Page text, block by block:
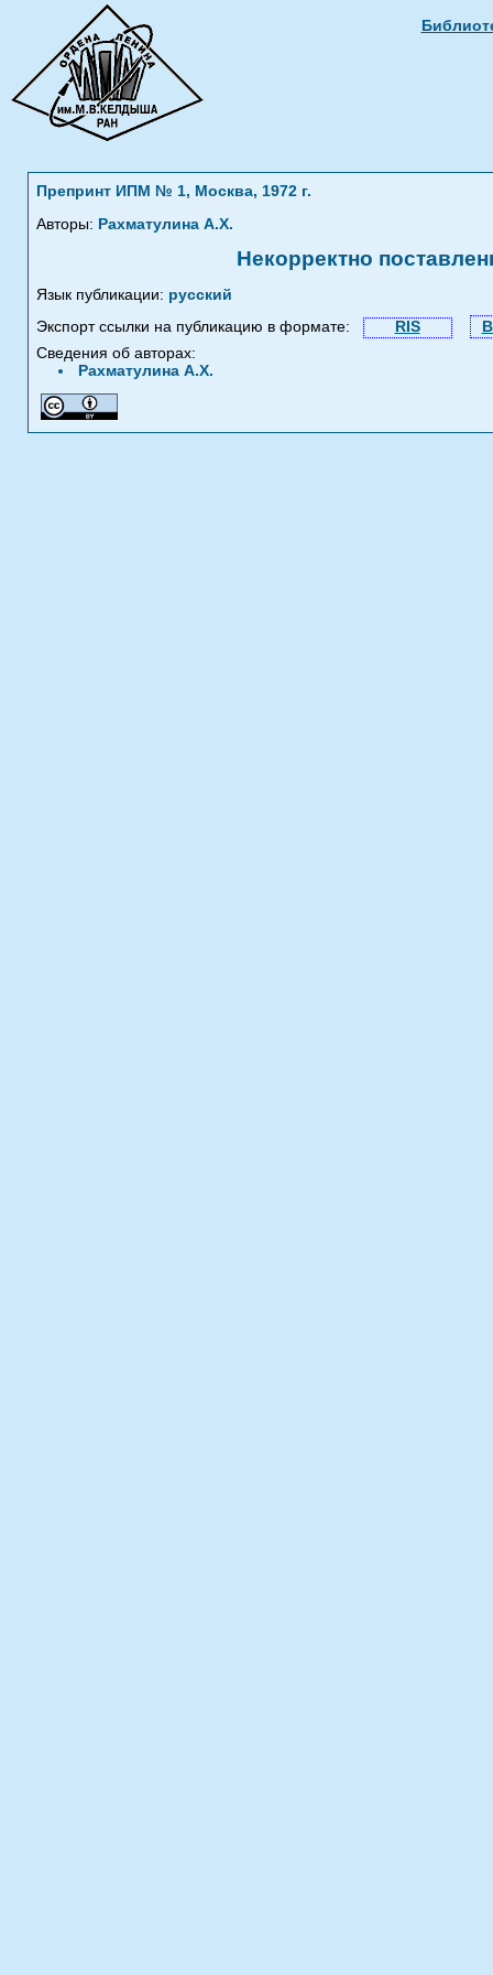
Препринт ИПМ № 1, Москва, 1972 г.
Авторы: Рахматулина А.Х.
Некорректно
Язык публикации: русский
Экспорт ссылки на публикацию в формате:
RIS
Сведения об авторах:
Рахматулина А.Х.